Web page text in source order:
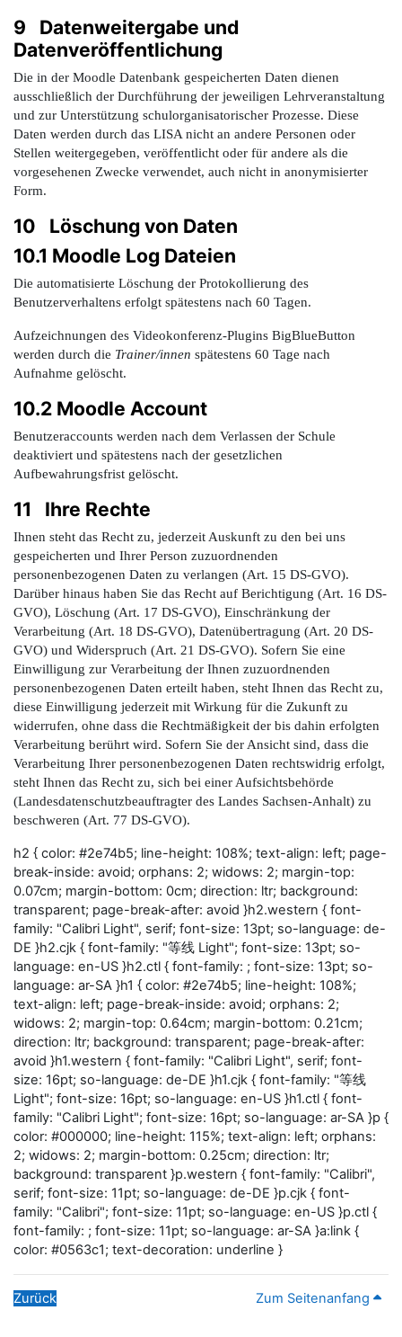
9 Datenweitergabe und
Datenveröffentlichung
Die in der Moodle Datenbank gespeicherten Daten dienen
ausschließlich der Durchführung der jeweiligen Lehrveranstaltung
und zur Unterstützung schulorganisatorischer Prozesse. Diese
Daten werden durch das LISA nicht an andere Personen oder
Stellen weitergegeben, veröffentlicht oder für andere als die
vorgesehenen Zwecke verwendet, auch nicht in anonymisierter
Form.
10 Löschung von Daten
10.1 Moodle Log Dateien
Die automatisierte Löschung der Protokollierung des
Benutzerverhaltens erfolgt spätestens nach 60 Tagen.
Aufzeichnungen des Videokonferenz-Plugins BigBlueButton
werden durch die Trainer/innen spätestens 60 Tage nach
Aufnahme gelöscht.
10.2 Moodle Account
Benutzeraccounts werden nach dem Verlassen der Schule
deaktiviert und spätestens nach der gesetzlichen
Aufbewahrungsfrist gelöscht.
11 Ihre Rechte
Ihnen steht das Recht zu, jederzeit Auskunft zu den bei uns
gespeicherten und Ihrer Person zuzuordnenden
personenbezogenen Daten zu verlangen (Art. 15 DS-GVO).
Darüber hinaus haben Sie das Recht auf Berichtigung (Art. 16 DS-
GVO), Löschung (Art. 17 DS-GVO), Einschränkung der
Verarbeitung (Art. 18 DS-GVO), Datenübertragung (Art. 20 DS-
GVO) und Widerspruch (Art. 21 DS‑GVO). Sofern Sie eine
Einwilligung zur Verarbeitung der Ihnen zuzuordnenden
personenbezogenen Daten erteilt haben, steht Ihnen das Recht zu,
diese Einwilligung jederzeit mit Wirkung für die Zukunft zu
widerrufen, ohne dass die Rechtmäßigkeit der bis dahin erfolgten
Verarbeitung berührt wird. Sofern Sie der Ansicht sind, dass die
Verarbeitung Ihrer personenbezogenen Daten rechtswidrig erfolgt,
steht Ihnen das Recht zu, sich bei einer Aufsichtsbehörde
(Landesdatenschutzbeauftragter des Landes Sachsen-Anhalt) zu
beschweren (Art. 77 DS-GVO).
h2 { color: #2e74b5; line-height: 108%; text-align: left; page-
break-inside: avoid; orphans: 2; widows: 2; margin-top:
0.07cm; margin-bottom: 0cm; direction: ltr; background:
transparent; page-break-after: avoid }h2.western { font-
family: "Calibri Light", serif; font-size: 13pt; so-language: de-
DE }h2.cjk { font-family: "等线 Light"; font-size: 13pt; so-
language: en-US }h2.ctl { font-family: ; font-size: 13pt; so-
language: ar-SA }h1 { color: #2e74b5; line-height: 108%;
text-align: left; page-break-inside: avoid; orphans: 2;
widows: 2; margin-top: 0.64cm; margin-bottom: 0.21cm;
direction: ltr; background: transparent; page-break-after:
avoid }h1.western { font-family: "Calibri Light", serif; font-
size: 16pt; so-language: de-DE }h1.cjk { font-family: "等线
Light"; font-size: 16pt; so-language: en-US }h1.ctl { font-
family: "Calibri Light"; font-size: 16pt; so-language: ar-SA }p {
color: #000000; line-height: 115%; text-align: left; orphans:
2; widows: 2; margin-bottom: 0.25cm; direction: ltr;
background: transparent }p.western { font-family: "Calibri",
serif; font-size: 11pt; so-language: de-DE }p.cjk { font-
family: "Calibri"; font-size: 11pt; so-language: en-US }p.ctl {
font-family: ; font-size: 11pt; so-language: ar-SA }a:link {
color: #0563c1; text-decoration: underline }
Zurück Zum Seitenanfang